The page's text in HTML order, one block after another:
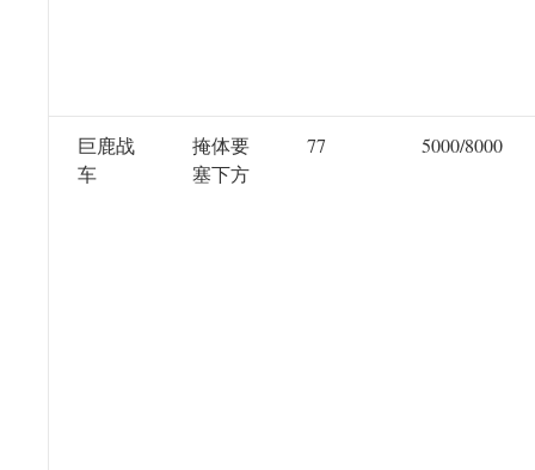
巨鹿战
车
掩体要
塞下方
77 5000/8000